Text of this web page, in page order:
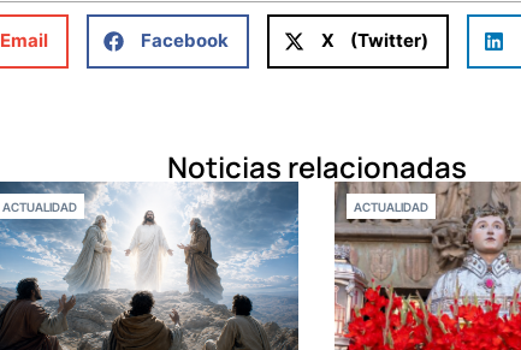
Email Facebook X (Twitter)
Noticias relacionadas
ACTUALIDAD ACTUALIDAD